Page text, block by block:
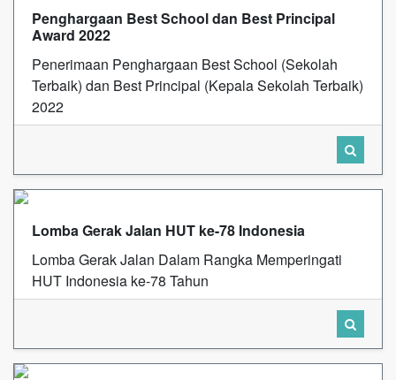
Penghargaan Best School dan Best Principal
Award 2022
Penerimaan Penghargaan Best School (Sekolah
Terbaik) dan Best Principal (Kepala Sekolah Terbaik)
2022
Lomba Gerak Jalan HUT ke-78 Indonesia
Lomba Gerak Jalan Dalam Rangka Memperingati
HUT Indonesia ke-78 Tahun